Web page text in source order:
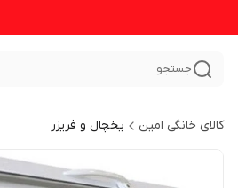
جستجو
کالای خانگی امین یخچال و فریزر